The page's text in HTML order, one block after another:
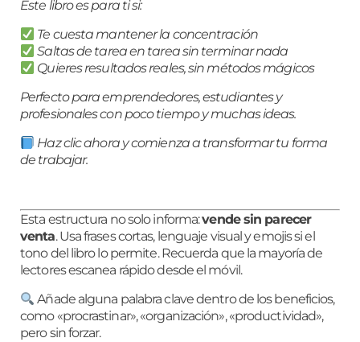
Este libro es para ti si:
Te cuesta mantener la concentración
Saltas de tarea en tarea sin terminar nada
Quieres resultados reales, sin métodos mágicos
Perfecto para emprendedores, estudiantes y
profesionales con poco tiempo y muchas ideas.
Haz clic ahora y comienza a transformar tu forma
de trabajar.
Esta estructura no solo informa:vende sin parecer
venta. Usa frases cortas, lenguaje visual y emojis si el
tono del libro lo permite. Recuerda que la mayoría de
lectores escanea rápido desde el móvil.
Añade alguna palabra clave dentro de los beneficios,
como «procrastinar», «organización», «productividad»,
pero sin forzar.